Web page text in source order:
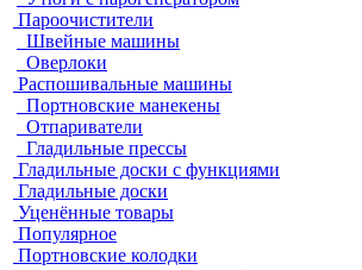
Пароочистители
Швейные машины
Оверлоки
Распошивальные машины
Портновские манекены
Отпариватели
Гладильные прессы
Гладильные доски с функциями
Гладильные доски
Уценённые товары
Популярное
Портновские колодки